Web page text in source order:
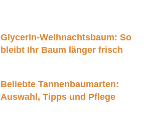
Glycerin-Weihnachtsbaum: So
bleibt Ihr Baum länger frisch
Beliebte Tannenbaumarten:
Auswahl, Tipps und Pflege